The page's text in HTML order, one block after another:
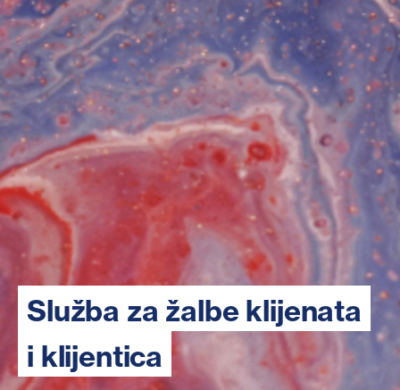
Služba za žalbe klijenata
i klijentica